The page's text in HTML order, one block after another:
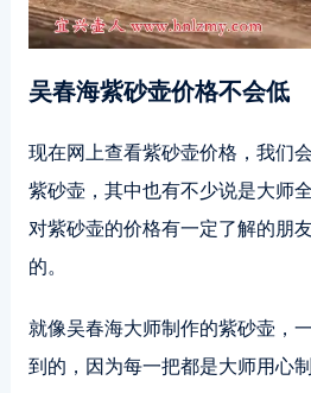
吴春海紫砂壶价格不会低
现在网上查看紫砂壶价格，我们
紫砂壶，其中也有不少说是大师
对紫砂壶的价格有一定了解的朋
的。
就像吴春海大师制作的紫砂壶，
到的，因为每一把都是大师用心